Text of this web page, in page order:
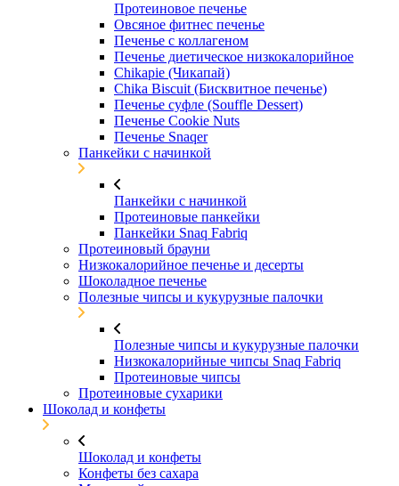
Протеиновое печенье
Овсяное фитнес печенье
Печенье с коллагеном
Печенье диетическое низкокалорийное
Chikapie (Чикапай)
Chika Biscuit (Бисквитное печенье)
Печенье суфле (Souffle Dessert)
Печенье Cookie Nuts
Печенье Snaqer
Панкейки с начинкой
Панкейки с начинкой
Протеиновые панкейки
Панкейки Snaq Fabriq
Протеиновый брауни
Низкокалорийное печенье и десерты
Шоколадное печенье
Полезные чипсы и кукурузные палочки
Полезные чипсы и кукурузные палочки
Низкокалорийные чипсы Snaq Fabriq
Протеиновые чипсы
Протеиновые сухарики
Шоколад и конфеты
Шоколад и конфеты
Конфеты без сахара